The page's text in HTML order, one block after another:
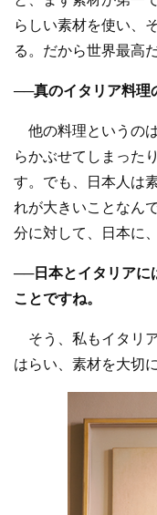
らしい素材を使い、
る。だから世界最高
──真のイタリア料理
他の料理というの
らかぶせてしまった
す。でも、日本人は
れが大きいことなん
分に対して、日本に
──日本とイタリアに
ことですね。
そう、私もイタリ
はらい、素材を大切